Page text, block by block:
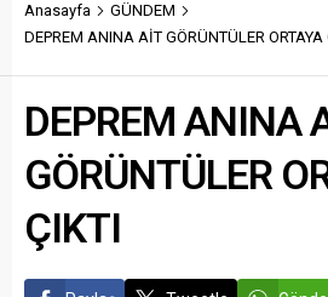
Anasayfa
GÜNDEM
DEPREM ANINA AİT GÖRÜNTÜLER ORTAYA
DEPREM ANINA
GÖRÜNTÜLER
ÇIKTI